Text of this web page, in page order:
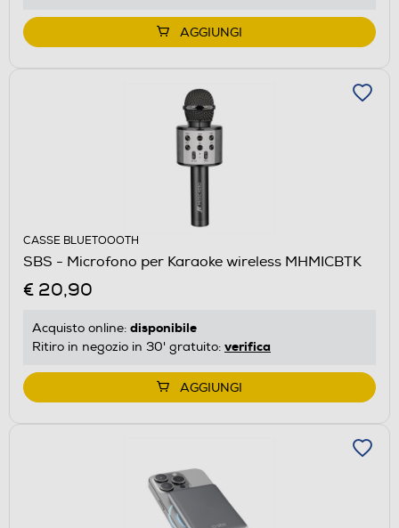
AGGIUNGI
CASSE BLUETOOOTH
SBS - Microfono per Karaoke wireless MHMICBTK
€ 20,90
Acquisto online: disponibile
Ritiro in negozio in 30' gratuito: verifica
AGGIUNGI